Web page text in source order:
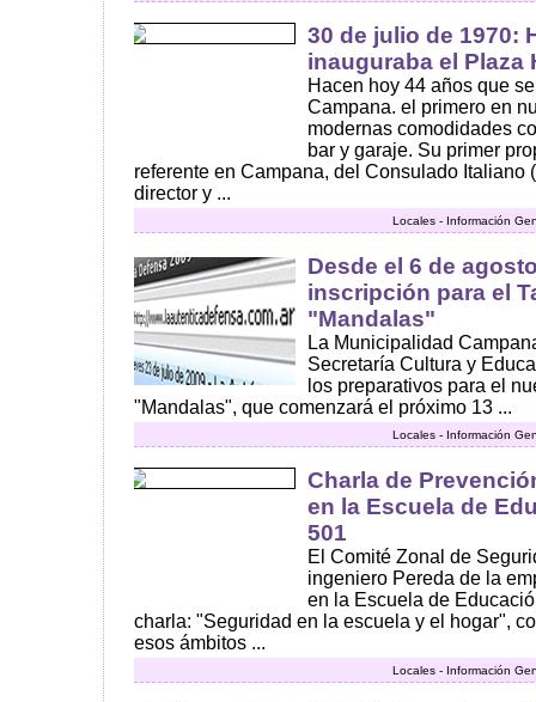
30 de julio de 1970:
inauguraba el Plaza
Hacen hoy 44 años que
Campana. el primero en
modernas comodidades
bar y garaje. Su primer
referente en Campana, del Consulado Italiano
director y ...
Locales - Información
Desde el 6 de
inscripción para el
"Mandalas"
La Municipalidad
Secretaría Cultura y
los preparativos para el
"Mandalas", que comenzará el próximo 13 ...
Locales - Información
Charla de
en la Escuela de
501
El Comité Zonal de
ingeniero Pereda de la
en la Escuela de
charla: "Seguridad en la escuela y el hogar",
esos ámbitos ...
Locales - Información